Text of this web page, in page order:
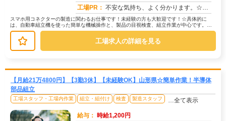
工場PR： 不安な気持ち、よく分かります。☆お金の心配？寮費補助1.5万円で初期費用0円！敷金礼金、ガス開栓費用も0円です！手...
スマホ用コネクターの製造に関わるお仕事です！未経験の方も大歓迎です！☆具体的に
は、自動車組立機を使った簡単な機械操作と、製品の目視検査、組立作業が中心です。→
難しい作業は一切ありません。☆空調完...
工場求人の詳細を見る
【月給21万4800円】【3勤3休】【未経験OK】山形県☆簡単作業！半導体
部品組立
工場スタッフ・工場内作業 組立・組付け 検査 製造スタッフ …全て表示
給与： 時給1,200円